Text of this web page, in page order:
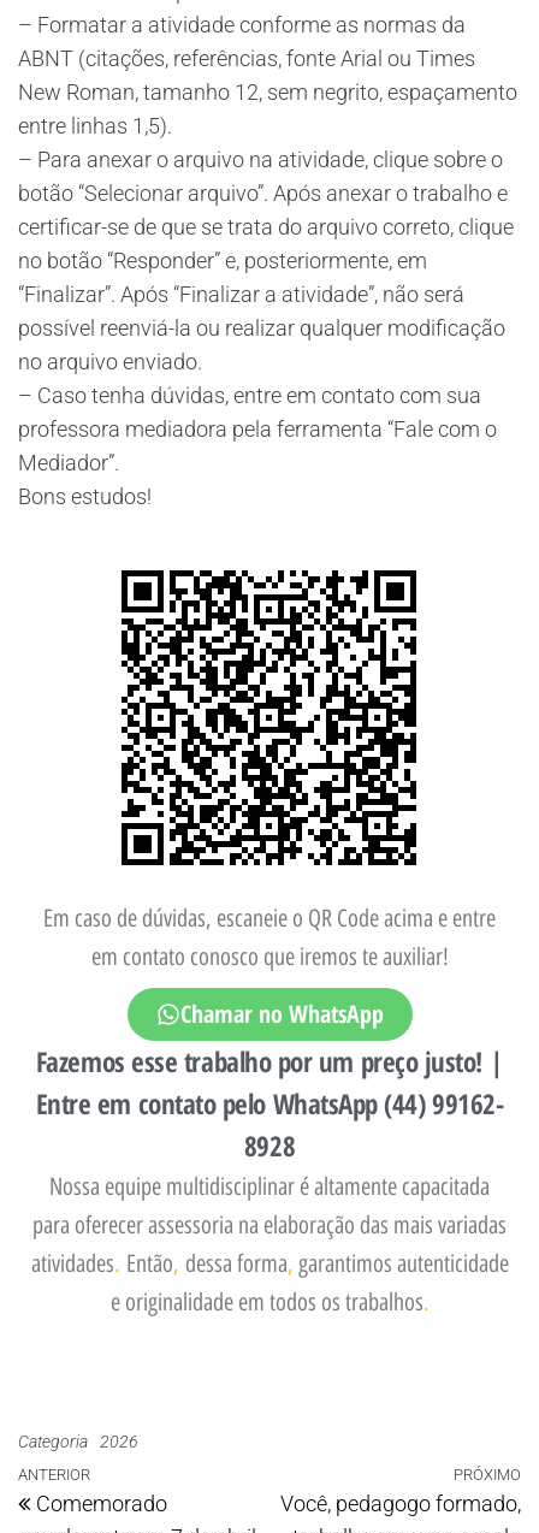
– Formatar a atividade conforme as normas da
ABNT (citações, referências, fonte Arial ou Times
New Roman, tamanho 12, sem negrito, espaçamento
entre linhas 1,5).
– Para anexar o arquivo na atividade, clique sobre o
botão “Selecionar arquivo”. Após anexar o trabalho e
certificar-se de que se trata do arquivo correto, clique
no botão “Responder” e, posteriormente, em
“Finalizar”. Após “Finalizar a atividade”, não será
possível reenviá-la ou realizar qualquer modificação
no arquivo enviado.
– Caso tenha dúvidas, entre em contato com sua
professora mediadora pela ferramenta “Fale com o
Mediador”.
Bons estudos!
Em caso de dúvidas, escaneie o QR Code acima e entre
em contato conosco que iremos te auxiliar!
Chamar no WhatsApp
Fazemos esse trabalho por um preço justo! |
Entre em contato pelo WhatsApp (44) 99162-
8928
Nossa equipe multidisciplinar é altamente capacitada
para oferecer assessoria na elaboração das mais variadas
atividades. Então, dessa forma, garantimos autenticidade
e originalidade em todos os trabalhos.
Categoria 2026
ANTERIOR
Comemorado
PRÓXIMO
Você, pedagogo formado,